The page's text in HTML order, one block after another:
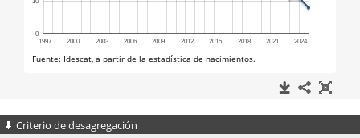
Criterio de desagregación